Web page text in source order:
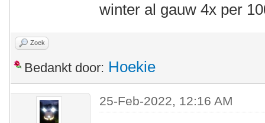
winter al gauw 4x per
Zoek
Bedankt door: Hoekie
25-Feb-2022, 12:16 AM